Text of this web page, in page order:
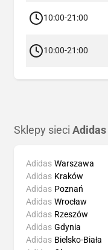
10:00-21:00
10:00-21:00
Sklepy sieci Adidas
Adidas Warszawa
Adidas Kraków
Adidas Poznań
Adidas Wrocław
Adidas Rzeszów
Adidas Gdynia
Adidas Bielsko-Biała